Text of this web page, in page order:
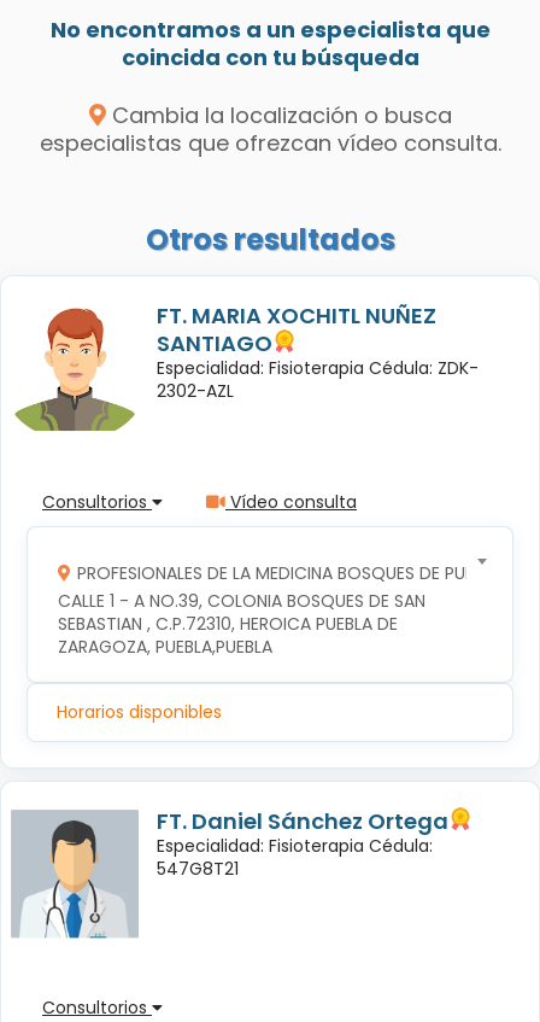
No encontramos a un especialista que
coincida con tu búsqueda
Cambia la localización o busca
especialistas que ofrezcan vídeo consulta.
Otros resultados
FT. MARIA XOCHITL NUÑEZ
SANTIAGO
Especialidad: Fisioterapia Cédula: ZDK-
2302-AZL
Consultorios Vídeo consulta
PROFESIONALES DE LA MEDICINA BOSQUES DE PUEBLA S
CALLE 1 - A NO.39, COLONIA BOSQUES DE SAN
SEBASTIAN , C.P.72310, HEROICA PUEBLA DE
ZARAGOZA, PUEBLA,PUEBLA
Horarios disponibles
FT. Daniel Sánchez Ortega
Especialidad: Fisioterapia Cédula:
547G8T21
Consultorios